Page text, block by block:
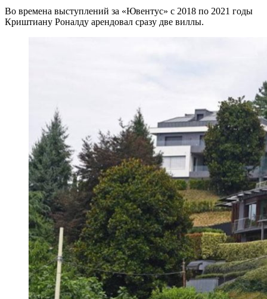
Во времена выступлений за «Ювентус» с 2018 по 2021 годы
Криштиану Роналду арендовал сразу две виллы.